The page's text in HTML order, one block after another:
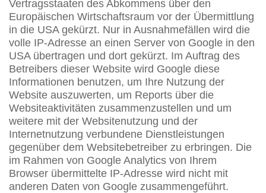
Vertragsstaaten des Abkommens über den
Europäischen Wirtschaftsraum vor der Übermittlung
in die USA gekürzt. Nur in Ausnahmefällen wird die
volle IP-Adresse an einen Server von Google in den
USA übertragen und dort gekürzt. Im Auftrag des
Betreibers dieser Website wird Google diese
Informationen benutzen, um Ihre Nutzung der
Website auszuwerten, um Reports über die
Websiteaktivitäten zusammenzustellen und um
weitere mit der Websitenutzung und der
Internetnutzung verbundene Dienstleistungen
gegenüber dem Websitebetreiber zu erbringen. Die
im Rahmen von Google Analytics von Ihrem
Browser übermittelte IP-Adresse wird nicht mit
anderen Daten von Google zusammengeführt.